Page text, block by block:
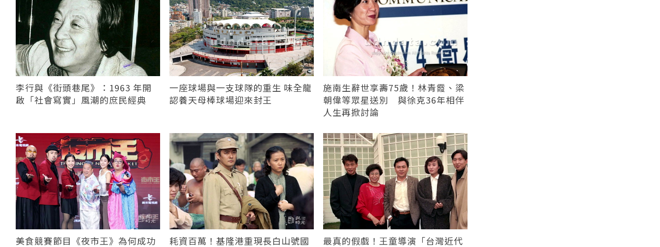
李行與《街頭巷尾》：1963 年開
啟「社會寫實」風潮的庶民經典
一座球場與一支球隊的重生 味全龍
認養天母棒球場迎來封王
施南生辭世享壽75歲！林青霞、梁
朝偉等眾星送別 與徐克36年相伴
人生再掀討論
美食競賽節目《夜市王》為何成功
耗資百萬！基隆港重現長白山號國
最真的假戲！王童導演「台灣近代